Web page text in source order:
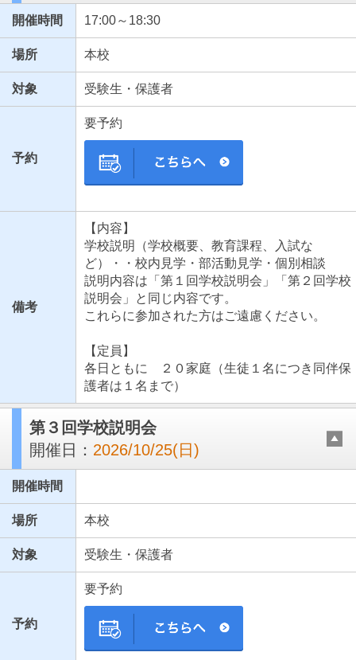
開催時間 17:00～18:30
場所 本校
対象 受験生・保護者
予約
要予約
備考
【内容】
学校説明（学校概要、教育課程、入試な
ど）・・校内見学・部活動見学・個別相談
説明内容は「第１回学校説明会」「第２回学校
説明会」と同じ内容です。
これらに参加された方はご遠慮ください。
【定員】
各日ともに ２０家庭（生徒１名につき同伴保
護者は１名まで）
第３回学校説明会
開催日： 2026/10/25(日)
開催時間
場所 本校
対象 受験生・保護者
予約
要予約